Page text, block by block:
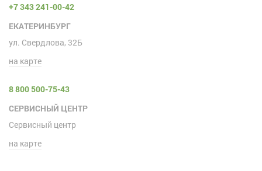
+7 343 241-00-42
ЕКАТЕРИНБУРГ
ул. Свердлова, 32Б
на карте
8 800 500-75-43
СЕРВИСНЫЙ ЦЕНТР
Сервисный центр
на карте